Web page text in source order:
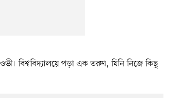
বিশ্ববিদ্যালয়ে পড়া এক তরুণ, যিনি নিজে কিছু